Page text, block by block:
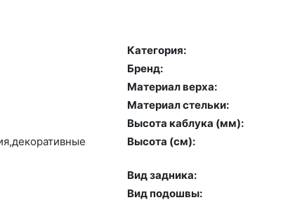
Категория:
Бренд:
Материал верха:
Материал стельки:
Высота каблука (мм):
Высота (cм):
Вид задника:
Вид подошвы: